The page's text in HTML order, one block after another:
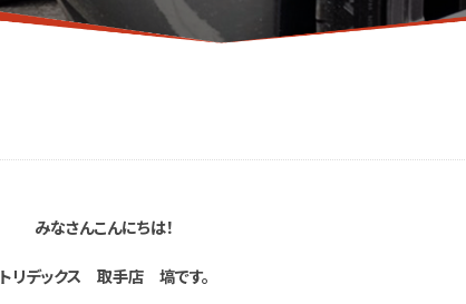
みなさんこんにちは！
トリデックス 取手店 塙です。